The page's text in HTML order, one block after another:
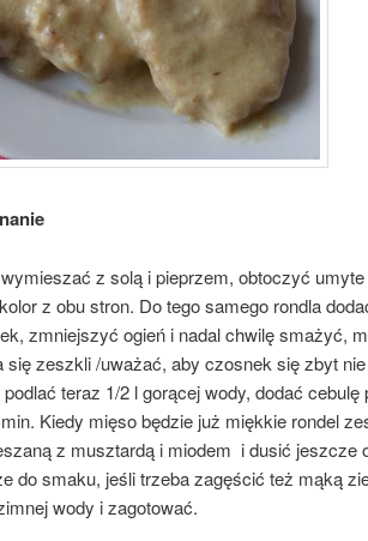
z solą i pieprzem, obtoczyć
z obu stron. Do tego samego rondla
zmniejszyć ogień i nadal chwilę smażyć,
się zeszkli /uważać, aby czosnek się zbyt nie
teraz 1/2 l gorącej wody, dodać
Kiedy mięso będzie już miękkie rondel
z musztardą i miodem i dusić jeszcze
do smaku, jeśli trzeba zagęścić też mąką
wody i zagotować.